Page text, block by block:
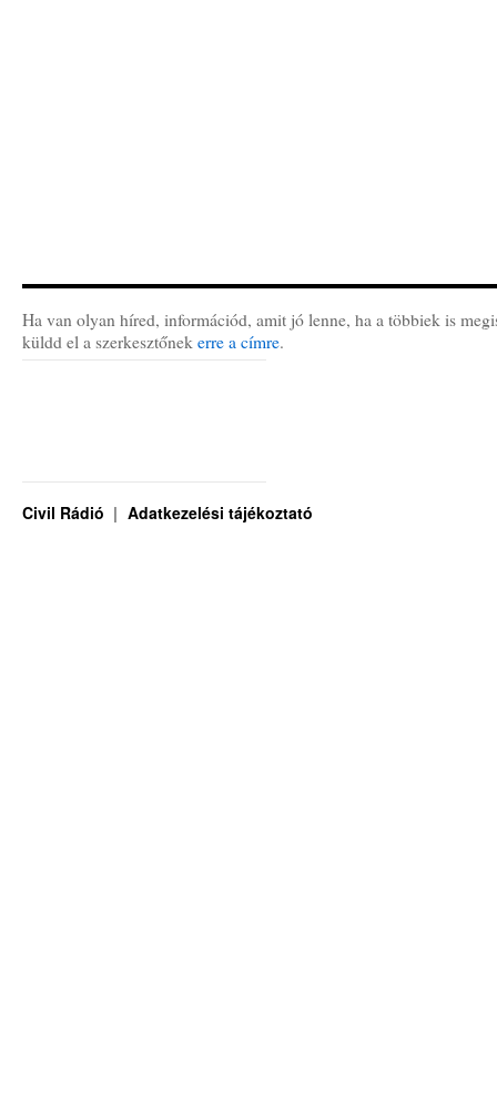
Ha van olyan híred, információd, amit jó lenne, ha a többiek is
küldd el a szerkesztőnek erre a címre.
Civil Rádió Adatkezelési tájékoztató